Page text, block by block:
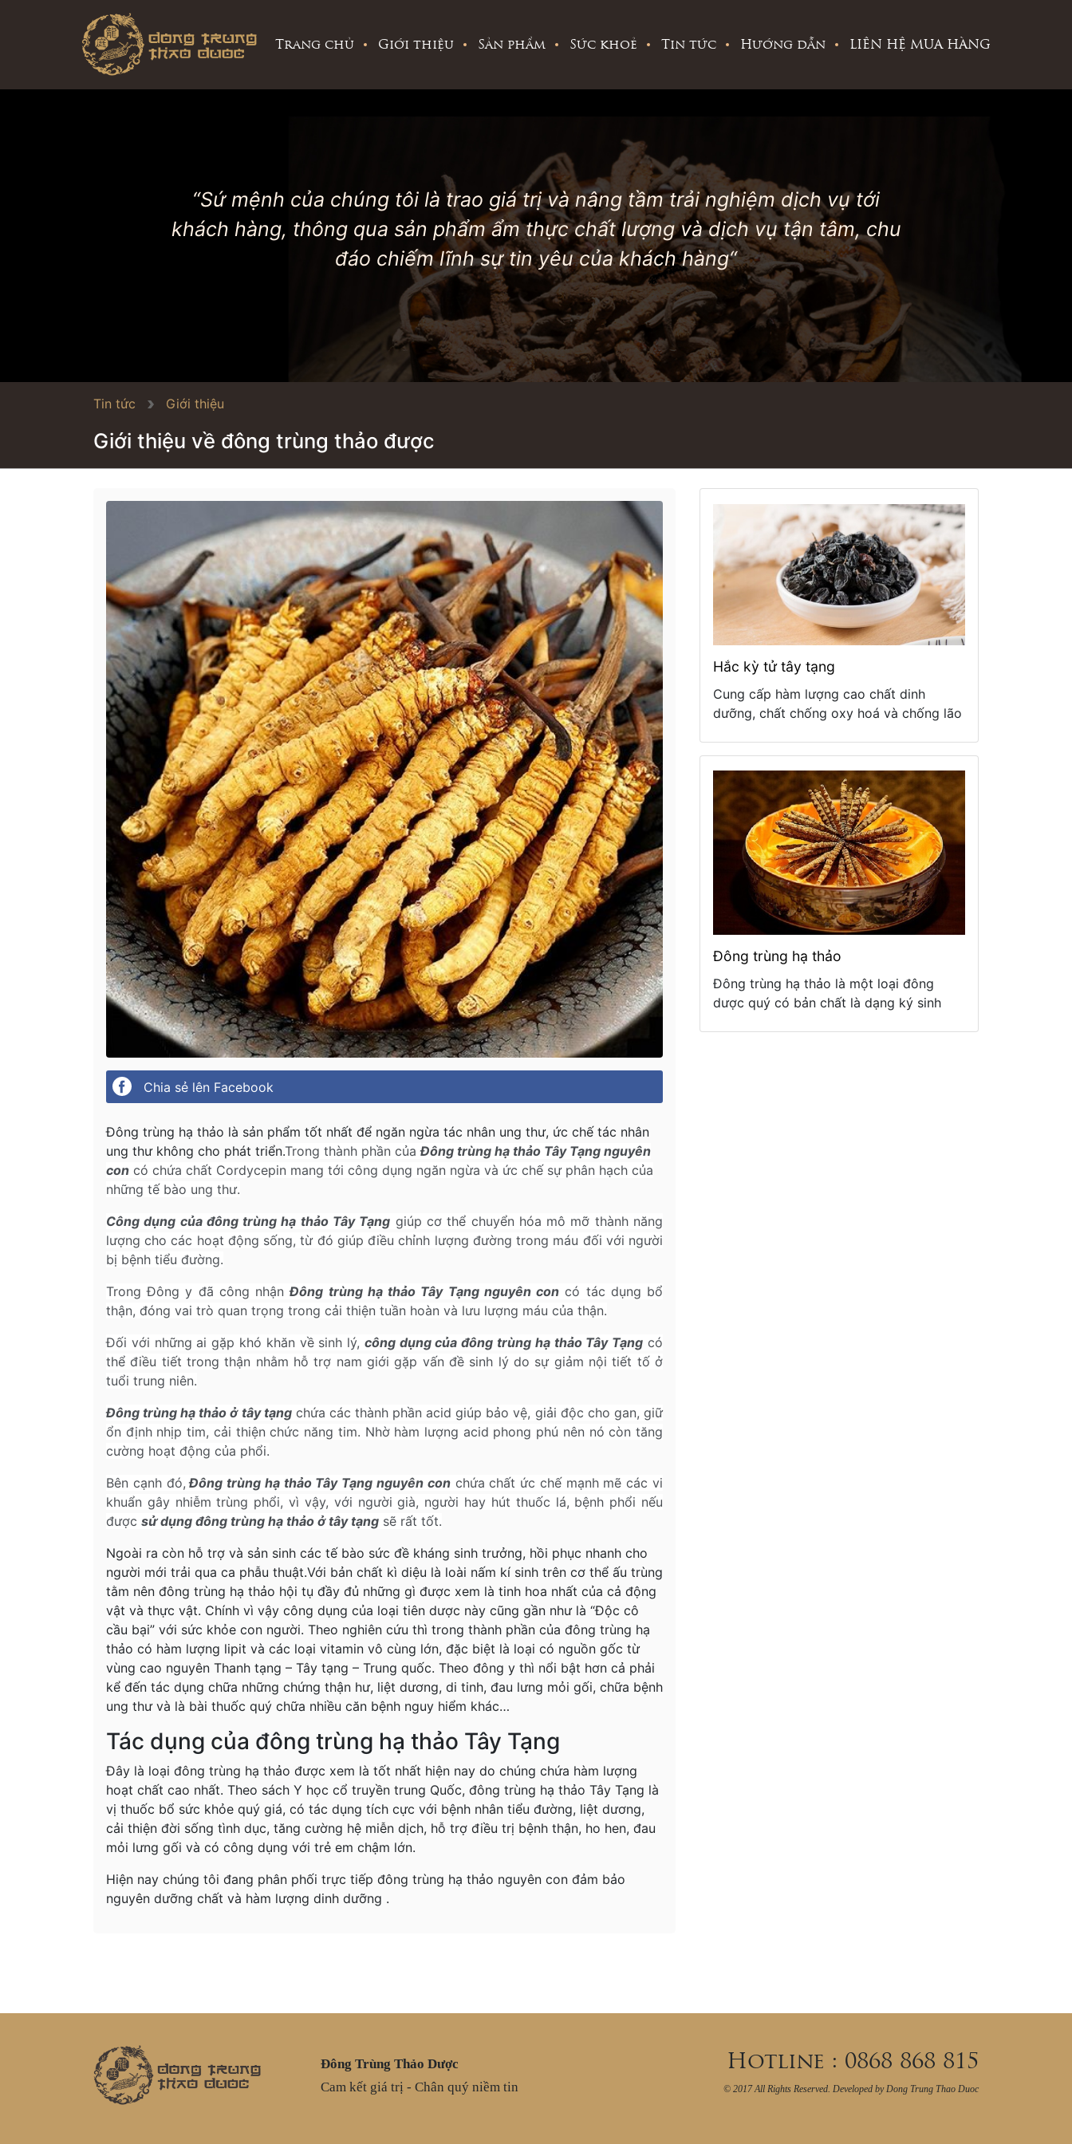
Trang chủ Giới thiệu Sản phẩm Sức khoẻ Tin tức Hướng dẫn LIÊN HỆ MUA HÀNG
“Sứ mệnh của chúng tôi là trao giá trị và nâng tầm trải nghiệm dịch vụ tới
khách hàng, thông qua sản phẩm ẩm thực chất lượng và dịch vụ tận tâm, chu
đáo chiếm lĩnh sự tin yêu của khách hàng“
Tin tức Giới thiệu
Giới thiệu về đông trùng thảo được
Chia sẻ lên Facebook
Đông trùng hạ thảo là sản phẩm tốt nhất để ngăn ngừa tác nhân ung thư, ức chế tác nhân
ung thư không cho phát triển.Trong thành phần củaĐông trùng hạ thảo Tây Tạng nguyên
con có chứa chất Cordycepin mang tới công dụng ngăn ngừa và ức chế sự phân hạch của
những tế bào ung thư.
Công dụng của đông trùng hạ thảo Tây Tạng giúp cơ thể chuyển hóa mô mỡ thành năng
lượng cho các hoạt động sống, từ đó giúp điều chỉnh lượng đường trong máu đối với người
bị bệnh tiểu đường.
Trong Đông y đã công nhậnĐông trùng hạ thảo Tây Tạng nguyên con có tác dụng bổ
thận, đóng vai trò quan trọng trong cải thiện tuần hoàn và lưu lượng máu của thận.
Đối với những ai gặp khó khăn về sinh lý, công dụng của đông trùng hạ thảo Tây Tạng có
thể điều tiết trong thận nhằm hỗ trợ nam giới gặp vấn đề sinh lý do sự giảm nội tiết tố ở
tuổi trung niên.
Đông trùng hạ thảo ở tây tạngchứa các thành phần acid giúp bảo vệ, giải độc cho gan, giữ
ổn định nhịp tim, cải thiện chức năng tim. Nhờ hàm lượng acid phong phú nên nó còn tăng
cường hoạt động của phổi.
Bên cạnh đó, Đông trùng hạ thảo Tây Tạng nguyên conchứa chất ức chế mạnh mẽ các vi
khuẩn gây nhiễm trùng phổi, vì vậy, với người già, người hay hút thuốc lá, bệnh phổi nếu
được sử dụng đông trùng hạ thảo ở tây tạng sẽ rất tốt.
Ngoài ra còn hỗ trợ và sản sinh các tế bào sức đề kháng sinh trưởng, hồi phục nhanh cho
người mới trải qua ca phẫu thuật.Với bản chất kì diệu là loài nấm kí sinh trên cơ thể ấu trùng
tằm nên đông trùng hạ thảo hội tụ đầy đủ những gì được xem là tinh hoa nhất của cả động
vật và thực vật. Chính vì vậy công dụng của loại tiên dược này cũng gần như là “Độc cô
cầu bại” với sức khỏe con người. Theo nghiên cứu thì trong thành phần của đông trùng hạ
thảo có hàm lượng lipit và các loại vitamin vô cùng lớn, đặc biệt là loại có nguồn gốc từ
vùng cao nguyên Thanh tạng – Tây tạng – Trung quốc. Theo đông y thì nổi bật hơn cả phải
kể đến tác dụng chữa những chứng thận hư, liệt dương, di tinh, đau lưng mỏi gối, chữa bệnh
ung thư và là bài thuốc quý chữa nhiều căn bệnh nguy hiểm khác…
Tác dụng của đông trùng hạ thảo Tây Tạng
Đây là loại đông trùng hạ thảo được xem là tốt nhất hiện nay do chúng chứa hàm lượng
hoạt chất cao nhất. Theo sách Y học cổ truyền trung Quốc, đông trùng hạ thảo Tây Tạng là
vị thuốc bổ sức khỏe quý giá, có tác dụng tích cực với bệnh nhân tiểu đường, liệt dương,
cải thiện đời sống tình dục, tăng cường hệ miễn dịch, hỗ trợ điều trị bệnh thận, ho hen, đau
mỏi lưng gối và có công dụng với trẻ em chậm lớn.
Hiện nay chúng tôi đang phân phối trực tiếp đông trùng hạ thảo nguyên con đảm bảo
nguyên dưỡng chất và hàm lượng dinh dưỡng .
Hắc kỳ tử tây tạng
Cung cấp hàm lượng cao chất dinh
dưỡng, chất chống oxy hoá và chống lão
tim
Đông trùng hạ thảo
Đông trùng hạ thảo là một loại đông
dược quý có bản chất là dạng ký sinh
Đông Trùng Thảo Dược
Cam kết giá trị - Chân quý niềm tin
Hotline : 0868 868 815
© 2017 All Rights Reserved. Developed by Dong Trung Thao Duoc